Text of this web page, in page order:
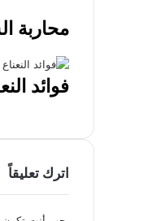
محاربة
فوائد
اترك تعليقاً